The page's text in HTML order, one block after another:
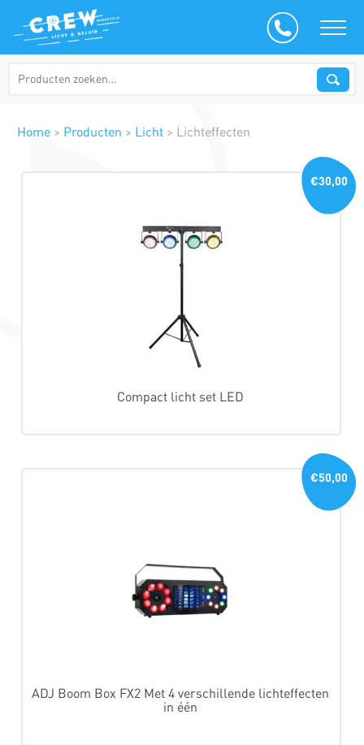
Home> Producten > Licht> Lichteffecten
Compact licht set LED
€30,00
ADJ Boom Box FX2 Met 4 verschillende lichteffecten
in één
€50,00